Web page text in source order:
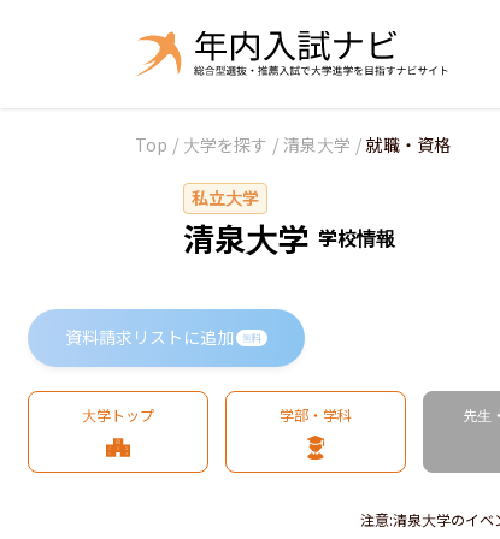
Top / 大学を探す / 清泉大学 / 就職・資格
私立大学
清泉大学 学校情報
資料請求リストに追加 無料
大学トップ 学部・学科 先生
注意:清泉大学のイベ